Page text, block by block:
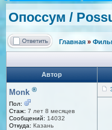
Опоссум /
Главная »
Автор
Monk ®
Пол:
Стаж: 7 лет 8 месяцев
Сообщений: 14032
Откуда: Казань